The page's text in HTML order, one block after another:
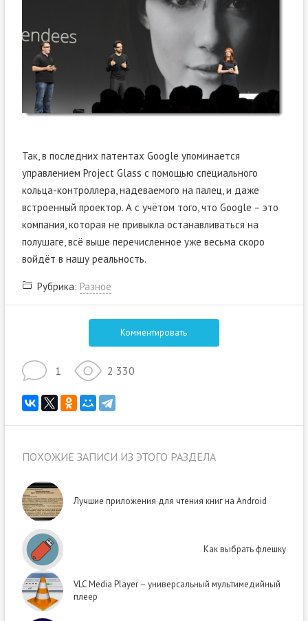
Так, в последних патентах Google упоминается
управлением Project Glass с помощью специального
кольца-контроллера, надеваемого на палец, и даже
встроенный проектор. А с учётом того, что Google – это
компания, которая не привыкла останавливаться на
полушаге, всё выше перечисленное уже весьма скоро
войдёт в нашу реальность.
Рубрика: Разное
Комментировать
1 2 330
ПОХОЖИЕ ЗАПИСИ ИЗ ЭТОГО РАЗДЕЛА
Лучшие приложения для чтения книг на Android
Как выбрать флешку
VLC Media Player – универсальный мультимедийный
плеер